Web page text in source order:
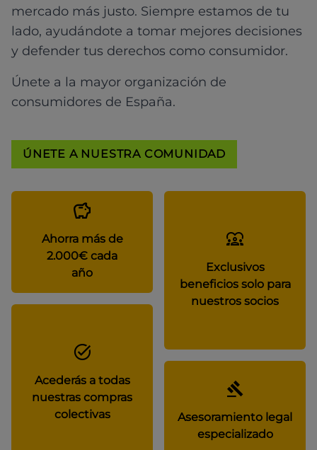
mercado más justo. Siempre estamos de tu
lado, ayudándote a tomar mejores decisiones
y defender tus derechos como consumidor.
Únete a la mayor organización de
consumidores de España.
ÚNETE A NUESTRA COMUNIDAD
Ahorra más de
2.000€ cada
año
Exclusivos
beneficios solo para
nuestros socios
Acederás a todas
nuestras compras
colectivas
Asesoramiento legal
especializado